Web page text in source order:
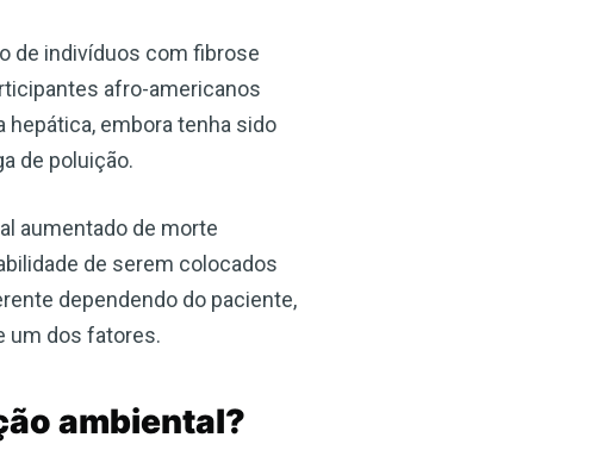
de indivíduos com fibrose
afro-americanos
embora tenha sido
de poluição.
aumentado de morte
de serem colocados
dependendo do paciente,
um dos fatores.
ambiental?